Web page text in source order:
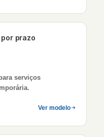
prazo
serviços
Ver modelo